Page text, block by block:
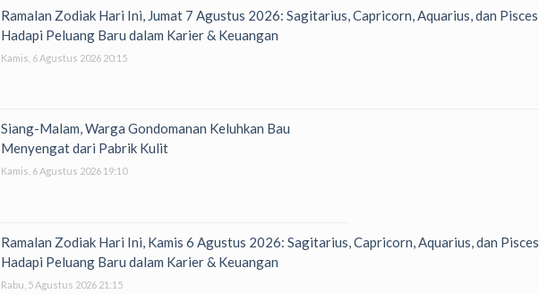
Ramalan Zodiak Hari Ini, Jumat 7 Agustus 2026: Sagitarius, Capricorn, Aquarius, dan Pisces
Hadapi Peluang Baru dalam Karier & Keuangan
Kamis, 6 Agustus 2026 20:15
Siang-Malam, Warga Gondomanan Keluhkan Bau
Menyengat dari Pabrik Kulit
Kamis, 6 Agustus 2026 19:10
Ramalan Zodiak Hari Ini, Kamis 6 Agustus 2026: Sagitarius, Capricorn, Aquarius, dan Pisces
Hadapi Peluang Baru dalam Karier & Keuangan
Rabu, 5 Agustus 2026 21:15